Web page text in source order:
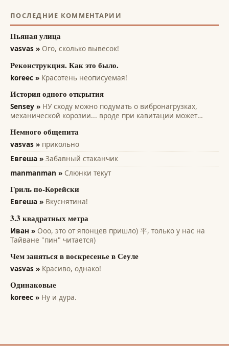
ПОСЛЕДНИЕ КОММЕНТАРИИ
Пьяная улица
vasvas » Ого, сколько вывесок!
Реконструкция. Как это было.
koreec » Красотень неописуемая!
История одного открытия
Sensey »
механической корозии... вроде при кавитации может
винтов. Там на микро уровне идет разрушение рабочих
поверхностей. А этот эффект только...
Немного общепита
vasvas » прикольно
Евгеша » Забавный стаканчик
manmanman » Слюнки текут
Гриль по-Корейски
Евгеша » Вкуснятина!
3.3 квадратных метра
Иван »
Тайване "пин" читается)
Чем заняться в воскресенье в Сеуле
vasvas » Красиво, однако!
Одинаковые
koreec » Ну и дура.